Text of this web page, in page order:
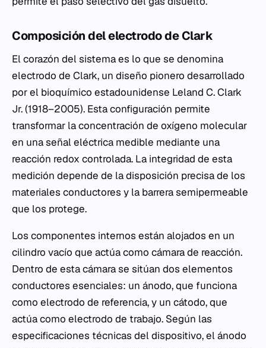
Composición del electrodo de Clark
El corazón del sistema es lo que se denomina
electrodo de Clark, un diseño pionero desarrollado
por el bioquímico estadounidense Leland C. Clark
Jr. (1918–2005). Esta configuración permite
transformar la concentración de oxígeno molecular
en una señal eléctrica medible mediante una
reacción redox controlada. La integridad de esta
medición depende de la disposición precisa de los
materiales conductores y la barrera semipermeable
que los protege.
Los componentes internos están alojados en un
cilindro vacío que actúa como cámara de reacción.
Dentro de esta cámara se sitúan dos elementos
conductores esenciales: un ánodo, que funciona
como electrodo de referencia, y un cátodo, que
actúa como electrodo de trabajo. Según las
especificaciones técnicas del dispositivo, el ánodo